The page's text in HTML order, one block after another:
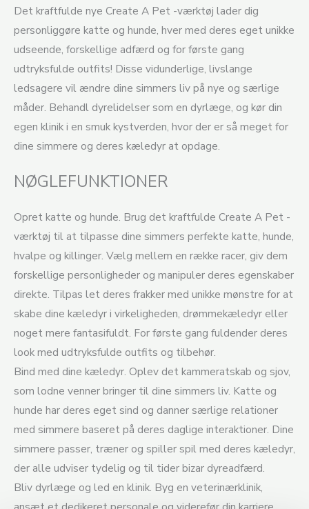
Det kraftfulde nye Create A Pet -værktøj lader dig
personliggøre katte og hunde, hver med deres eget unikke
udseende, forskellige adfærd og for første gang
udtryksfulde outfits! Disse vidunderlige, livslange
ledsagere vil ændre dine simmers liv på nye og særlige
måder. Behandl dyrelidelser som en dyrlæge, og kør din
egen klinik i en smuk kystverden, hvor der er så meget for
dine simmere og deres kæledyr at opdage.
NØGLEFUNKTIONER
Opret katte og hunde. Brug det kraftfulde Create A Pet -
værktøj til at tilpasse dine simmers perfekte katte, hunde,
hvalpe og killinger. Vælg mellem en række racer, giv dem
forskellige personligheder og manipuler deres egenskaber
direkte. Tilpas let deres frakker med unikke mønstre for at
skabe dine kæledyr i virkeligheden, drømmekæledyr eller
noget mere fantasifuldt. For første gang fuldender deres
look med udtryksfulde outfits og tilbehør.
Bind med dine kæledyr. Oplev det kammeratskab og sjov,
som lodne venner bringer til dine simmers liv. Katte og
hunde har deres eget sind og danner særlige relationer
med simmere baseret på deres daglige interaktioner. Dine
simmere passer, træner og spiller spil med deres kæledyr,
der alle udviser tydelig og til tider bizar dyreadfærd.
Bliv dyrlæge og led en klinik. Byg en veterinærklinik,